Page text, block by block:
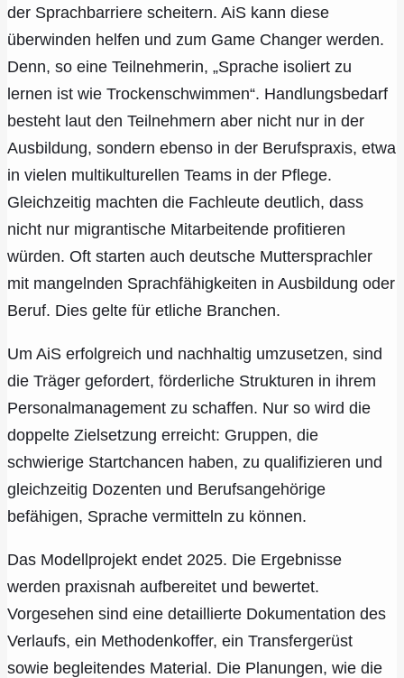
der Sprachbarriere scheitern. AiS kann diese
überwinden helfen und zum Game Changer werden.
Denn, so eine Teilnehmerin, „Sprache isoliert zu
lernen ist wie Trockenschwimmen“. Handlungsbedarf
besteht laut den Teilnehmern aber nicht nur in der
Ausbildung, sondern ebenso in der Berufspraxis, etwa
in vielen multikulturellen Teams in der Pflege.
Gleichzeitig machten die Fachleute deutlich, dass
nicht nur migrantische Mitarbeitende profitieren
würden. Oft starten auch deutsche Muttersprachler
mit mangelnden Sprachfähigkeiten in Ausbildung oder
Beruf. Dies gelte für etliche Branchen.
Um AiS erfolgreich und nachhaltig umzusetzen, sind
die Träger gefordert, förderliche Strukturen in ihrem
Personalmanagement zu schaffen. Nur so wird die
doppelte Zielsetzung erreicht: Gruppen, die
schwierige Startchancen haben, zu qualifizieren und
gleichzeitig Dozenten und Berufsangehörige
befähigen, Sprache vermitteln zu können.
Das Modellprojekt endet 2025. Die Ergebnisse
werden praxisnah aufbereitet und bewertet.
Vorgesehen sind eine detaillierte Dokumentation des
Verlaufs, ein Methodenkoffer, ein Transfergerüst
sowie begleitendes Material. Die Planungen, wie die